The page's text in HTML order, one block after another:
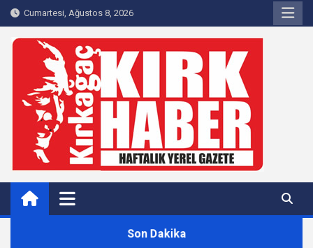
Skip
to
content
Cumartesi, Ağustos 8, 2026
Kırkağaç 40Haber
Kırkağaç'ın Yerel Haber Sitesi
Son Dakika